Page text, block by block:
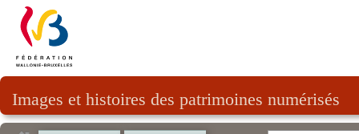
Images et histoires des patrimoines numérisés